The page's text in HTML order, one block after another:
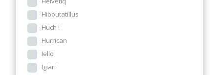
Hiboutatillus
Huch !
Hurrican
Iello
Igiari